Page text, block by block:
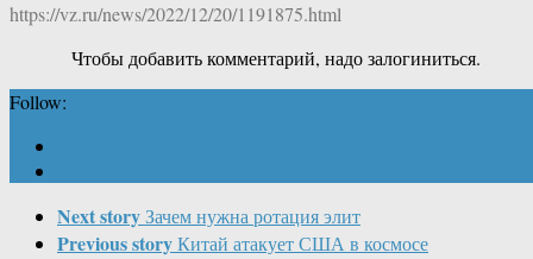
https://vz.ru/news/2022/12/20/1191875.html
Чтобы добавить комментарий, надо залогиниться.
Follow:
Next storyЗачем нужна ротация элит
Previous storyКитай атакует США в космосе